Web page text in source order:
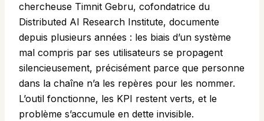
chercheuse Timnit Gebru, cofondatrice du
Distributed AI Research Institute, documente
depuis plusieurs années : les biais d’un système
mal compris par ses utilisateurs se propagent
silencieusement, précisément parce que personne
dans la chaîne n’a les repères pour les nommer.
L’outil fonctionne, les KPI restent verts, et le
problème s’accumule en dette invisible.